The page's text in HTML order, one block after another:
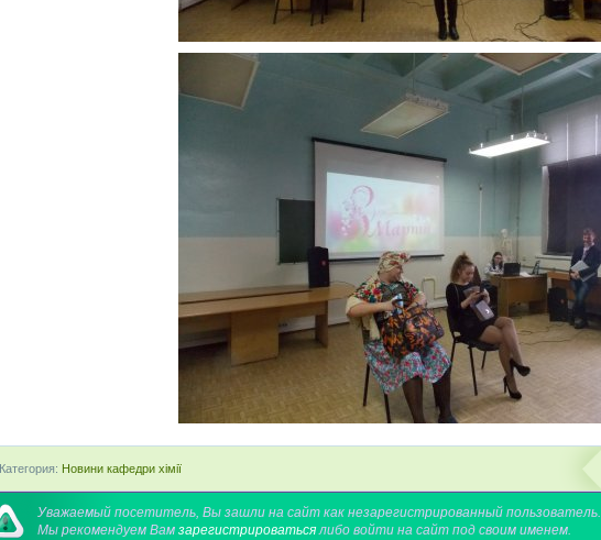
Категория: Новини кафедри хімії
Уважаемый посетитель, Вы зашли на сайт как незарегистрированный пользователь.
Мы рекомендуем Вам зарегистрироватьсялибо войти на сайт под своим именем.